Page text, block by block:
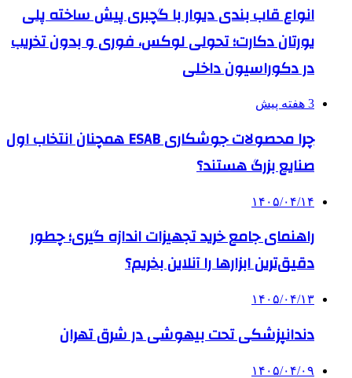
انواع قاب بندی دیوار با گچبری پیش ساخته پلی
یورتان دکارت؛ تحولی لوکس، فوری و بدون تخریب
در دکوراسیون داخلی
3 هفته پیش
چرا محصولات جوشکاری ESAB همچنان انتخاب اول
صنایع بزرگ هستند؟
۱۴۰۵/۰۴/۱۴
راهنمای جامع خرید تجهیزات اندازه گیری؛ چطور
دقیق‌ترین ابزارها را آنلاین بخریم؟
۱۴۰۵/۰۴/۱۳
دندانپزشکی تحت بیهوشی در شرق تهران
۱۴۰۵/۰۴/۰۹